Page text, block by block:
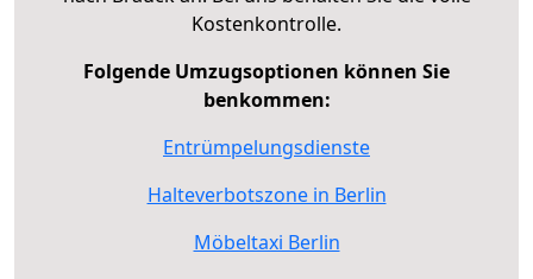
Kostenkontrolle.
Folgende Umzugsoptionen können Sie
benkommen:
Entrümpelungsdienste
Halteverbotszone in Berlin
Möbeltaxi Berlin